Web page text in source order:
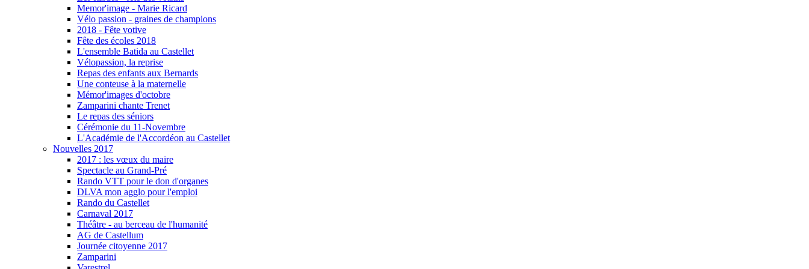
Memor'image - Marie Ricard
Vélo passion - graines de champions
2018 - Fête votive
Fête des écoles 2018
L'ensemble Batida au Castellet
Vélopassion, la reprise
Repas des enfants aux Bernards
Une conteuse à la maternelle
Mémor'images d'octobre
Zamparini chante Trenet
Le repas des séniors
Cérémonie du 11-Novembre
L'Académie de l'Accordéon au Castellet
Nouvelles 2017
2017 : les vœux du maire
Spectacle au Grand-Pré
Rando VTT pour le don d'organes
DLVA mon agglo pour l'emploi
Rando du Castellet
Carnaval 2017
Théâtre - au berceau de l'humanité
AG de Castellum
Journée citoyenne 2017
Zamparini